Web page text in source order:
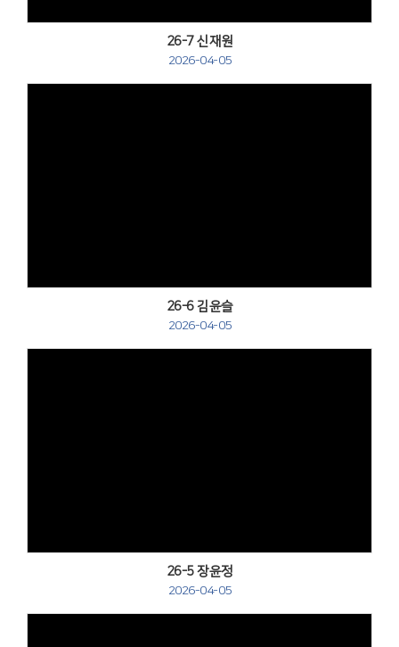
26-7 신재원
2026-04-05
26-6 김윤슬
2026-04-05
26-5 장윤정
2026-04-05